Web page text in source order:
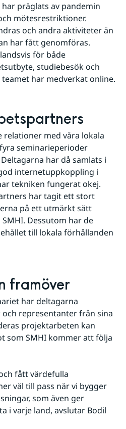
präglats av pandemin
mötesrestriktioner.
och andra aktiviteter än
har fått genomföras.
för både
studiebesök och
har medverkat online.
relationer med våra lokala
seminarieperioder
har då samlats i
internetuppkoppling i
tekniken fungerat okej.
har tagit ett stort
på ett utmärkt sätt
Dessutom har de
till lokala förhållanden
framöver
har deltagarna
representanter från sina
projektarbeten kan
som SMHI kommer att följa
fått värdefulla
väl till pass när vi bygger
som även ger
i varje land, avslutar Bodil